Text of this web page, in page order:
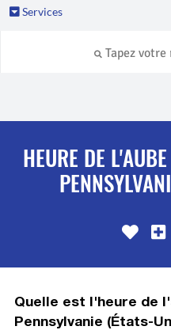
Services
HEURE DE
Quelle est l'heure de
Pennsylvanie (États-